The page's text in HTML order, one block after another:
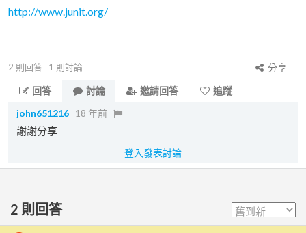
http://www.junit.org/
2 則回答 1 則討論
分享
回答
討論 邀請回答
追蹤
john651216 18 年前
謝謝分享
登入發表討論
2 則回答